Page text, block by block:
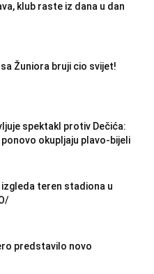
klub raste iz dana u dan
Žuniora bruji cio svijet!
spektakl protiv Dečića:
okupljaju plavo-bijeli
teren stadiona u
predstavilo novo